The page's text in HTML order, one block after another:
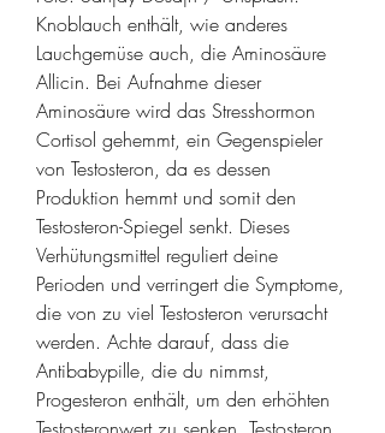
Knoblauch enthält, wie anderes
Lauchgemüse auch, die Aminosäure
Allicin. Bei Aufnahme dieser
Aminosäure wird das Stresshormon
Cortisol gehemmt, ein Gegenspieler
von Testosteron, da es dessen
Produktion hemmt und somit den
Testosteron-Spiegel senkt. Dieses
Verhütungsmittel reguliert deine
Perioden und verringert die Symptome,
die von zu viel Testosteron verursacht
werden. Achte darauf, dass die
Antibabypille, die du nimmst,
Progesteron enthält, um den erhöhten
Testosteronwert zu senken. Testosteron